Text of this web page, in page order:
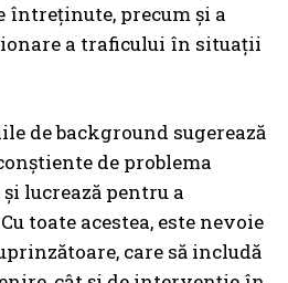
întreținute, precum și a
a traficului în situații
de background sugerează
de problema
lucrează pentru a
toate acestea, este nevoie
care să includă